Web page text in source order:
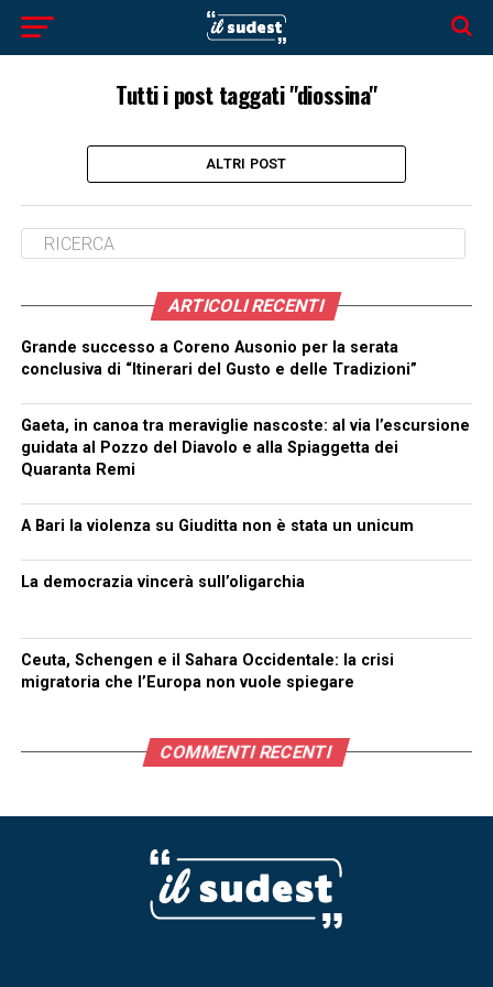
Tutti i post taggati "diossina"
ALTRI POST
ARTICOLI RECENTI
Grande successo a Coreno Ausonio per la serata
conclusiva di “Itinerari del Gusto e delle Tradizioni”
Gaeta, in canoa tra meraviglie nascoste: al via l’escursione
guidata al Pozzo del Diavolo e alla Spiaggetta dei
Quaranta Remi
A Bari la violenza su Giuditta non è stata un unicum
La democrazia vincerà sull’oligarchia
Ceuta, Schengen e il Sahara Occidentale: la crisi
migratoria che l’Europa non vuole spiegare
COMMENTI RECENTI